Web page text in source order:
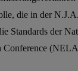
die in der
Standards der
Conference